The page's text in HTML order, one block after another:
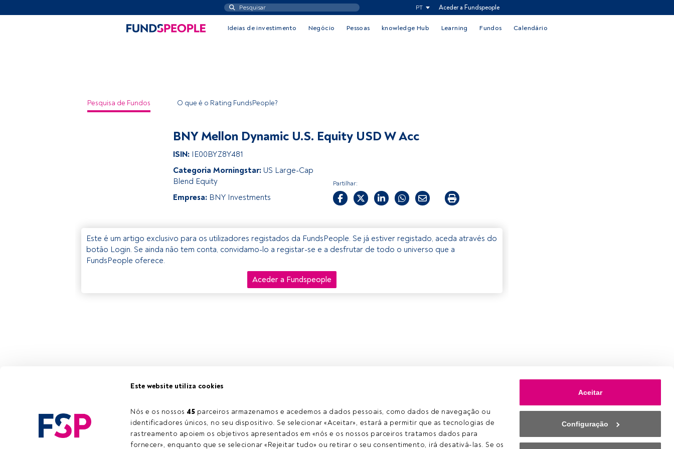
Este website utiliza cookies
Nós e os nossos 45 parceiros armazenamos e acedemos a dados pessoais, como dados de navegação ou
identificadores únicos, no seu dispositivo. Se selecionar «Aceitar», estará a permitir que as tecnologias de
rastreamento apoiem os objetivos apresentados em «nós e os nossos parceiros tratamos dados para
fornecer», enquanto que se selecionar «Rejeitar tudo» ou retirar o seu consentimento, irá desativá-las. Se os
Aceitar
Configuração
PT Aceder a Fundspeople
Ideias de investimento Negócio Pessoas knowledge Hub Learning Fundos Calendário
Pesquisa de Fundos O que é o Rating FundsPeople?
BNY Mellon Dynamic U.S. Equity USD W Acc
ISIN: IE00BYZ8Y481
Categoria Morningstar: US Large-Cap
Blend Equity
Empresa: BNY Investments
Partilhar:
Este é um artigo exclusivo para os utilizadores registados da FundsPeople. Se já estiver registado, aceda através do
botão Login. Se ainda não tem conta, convidamo-lo a registar-se e a desfrutar de todo o universo que a
FundsPeople oferece.
Aceder a Fundspeople